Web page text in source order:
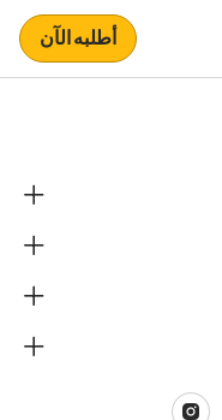
أطلبه الآن